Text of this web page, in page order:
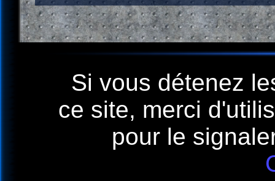
Si vous détenez
ce site, merci
pour le